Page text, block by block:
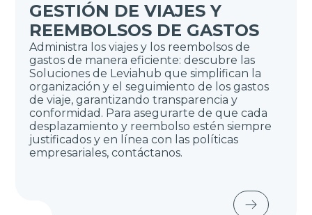
GESTIÓN DE VIAJES Y
REEMBOLSOS DE GASTOS
Administra los viajes y los reembolsos de
gastos de manera eficiente: descubre las
Soluciones de Leviahub que simplifican la
organización y el seguimiento de los gastos
de viaje, garantizando transparencia y
conformidad. Para asegurarte de que cada
desplazamiento y reembolso estén siempre
justificados y en línea con las políticas
empresariales, contáctanos.